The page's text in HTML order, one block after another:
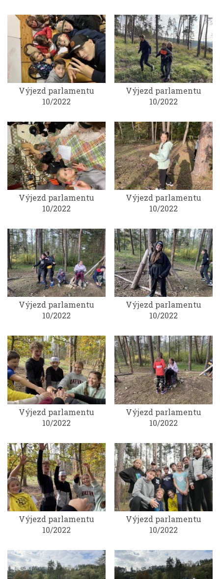
Výjezd parlamentu
10/2022
Výjezd parlamentu
10/2022
Výjezd parlamentu
10/2022
Výjezd parlamentu
10/2022
Výjezd parlamentu
10/2022
Výjezd parlamentu
10/2022
Výjezd parlamentu
10/2022
Výjezd parlamentu
10/2022
Výjezd parlamentu
10/2022
Výjezd parlamentu
10/2022